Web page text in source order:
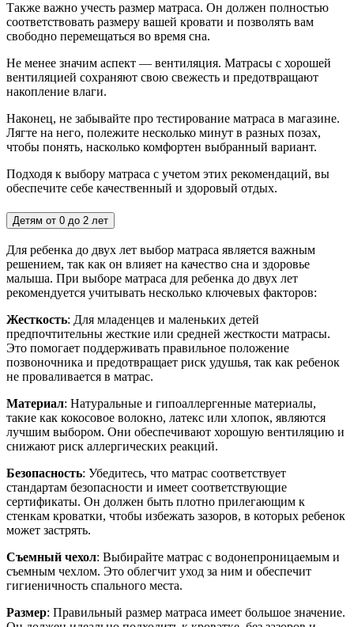
Также важно учесть размер матраса. Он должен полностью
соответствовать размеру вашей кровати и позволять вам
свободно перемещаться во время сна.
Не менее значим аспект — вентиляция. Матрасы с хорошей
вентиляцией сохраняют свою свежесть и предотвращают
накопление влаги.
Наконец, не забывайте про тестирование матраса в магазине.
Лягте на него, полежите несколько минут в разных позах,
чтобы понять, насколько комфортен выбранный вариант.
Подходя к выбору матраса с учетом этих рекомендаций, вы
обеспечите себе качественный и здоровый отдых.
Детям от 0 до 2 лет
Для ребенка до двух лет выбор матраса является важным
решением, так как он влияет на качество сна и здоровье
малыша. При выборе матраса для ребенка до двух лет
рекомендуется учитывать несколько ключевых факторов:
Жесткость: Для младенцев и маленьких детей
предпочтительны жесткие или средней жесткости матрасы.
Это помогает поддерживать правильное положение
позвоночника и предотвращает риск удушья, так как ребенок
не проваливается в матрас.
Материал: Натуральные и гипоаллергенные материалы,
такие как кокосовое волокно, латекс или хлопок, являются
лучшим выбором. Они обеспечивают хорошую вентиляцию и
снижают риск аллергических реакций.
Безопасность: Убедитесь, что матрас соответствует
стандартам безопасности и имеет соответствующие
сертификаты. Он должен быть плотно прилегающим к
стенкам кроватки, чтобы избежать зазоров, в которых ребенок
может застрять.
Съемный чехол: Выбирайте матрас с водонепроницаемым и
съемным чехлом. Это облегчит уход за ним и обеспечит
гигиеничность спального места.
Размер: Правильный размер матраса имеет большое значение.